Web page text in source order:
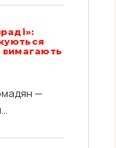
вимагають
—